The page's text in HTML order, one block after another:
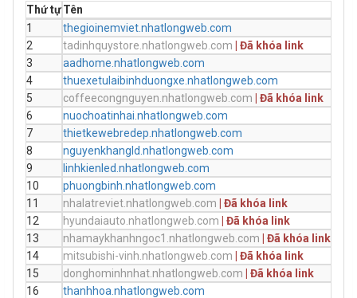
Thứ tựTên
1
thegioinemviet.nhatlongweb.com
2
tadinhquystore.nhatlongweb.com | Đã khóa link
3
aadhome.nhatlongweb.com
4
thuexetulaibinhduongxe.nhatlongweb.com
5
coffeecongnguyen.nhatlongweb.com | Đã khóa link
6
nuochoatinhai.nhatlongweb.com
7
thietkewebredep.nhatlongweb.com
8
nguyenkhangld.nhatlongweb.com
9
linhkienled.nhatlongweb.com
10
phuongbinh.nhatlongweb.com
11
nhalatreviet.nhatlongweb.com | Đã khóa link
12
hyundaiauto.nhatlongweb.com
| Đã khóa link
13
nhamaykhanhngoc1.nhatlongweb.com | Đã khóa link
14
mitsubishi-vinh.nhatlongweb.com | Đã khóa link
15
donghominhnhat.nhatlongweb.com | Đã khóa link
16
thanhhoa.nhatlongweb.com